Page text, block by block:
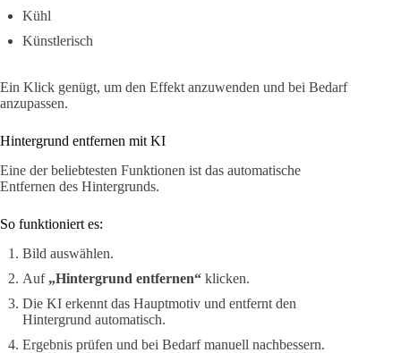
Kühl
Künstlerisch
Ein Klick genügt, um den Effekt anzuwenden und bei Bedarf
anzupassen.
Hintergrund entfernen mit KI
Eine der beliebtesten Funktionen ist das automatische
Entfernen des Hintergrunds.
So funktioniert es:
Bild auswählen.
Auf „Hintergrund entfernen“ klicken.
Die KI erkennt das Hauptmotiv und entfernt den
Hintergrund automatisch.
Ergebnis prüfen und bei Bedarf manuell nachbessern.